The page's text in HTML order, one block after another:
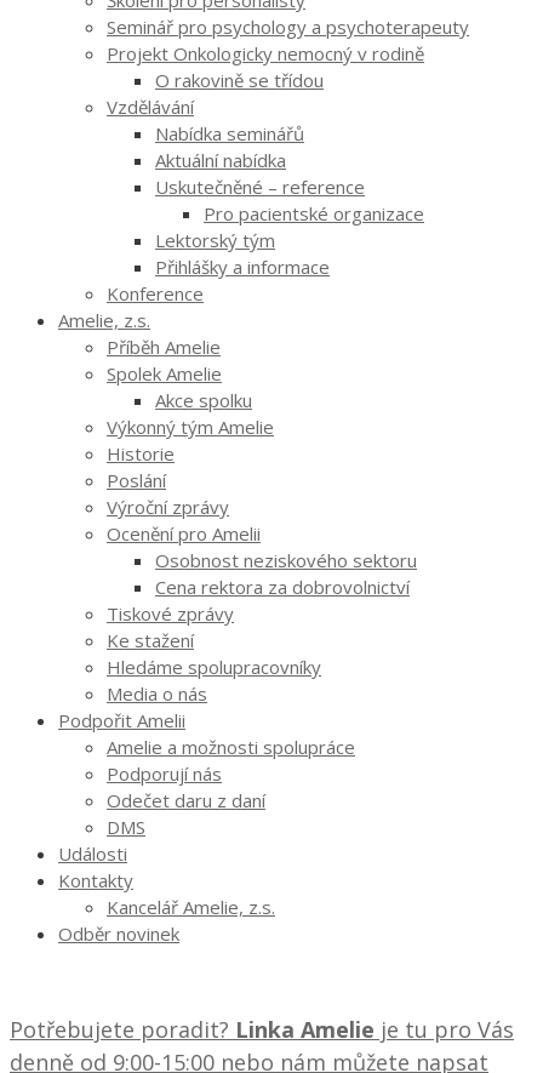
Seminář pro psychology a psychoterapeuty
Projekt Onkologicky nemocný v rodině
O rakovině se třídou
Vzdělávání
Nabídka seminářů
Aktuální nabídka
Uskutečněné – reference
Pro pacientské organizace
Lektorský tým
Přihlášky a informace
Konference
Amelie, z.s.
Příběh Amelie
Spolek Amelie
Akce spolku
Výkonný tým Amelie
Historie
Poslání
Výroční zprávy
Ocenění pro Amelii
Osobnost neziskového sektoru
Cena rektora za dobrovolnictví
Tiskové zprávy
Ke stažení
Hledáme spolupracovníky
Media o nás
Podpořit Amelii
Amelie a možnosti spolupráce
Podporují nás
Odečet daru z daní
DMS
Události
Kontakty
Kancelář Amelie, z.s.
Odběr novinek
Potřebujete poradit? Linka Amelie je tu pro Vás
denně od 9:00-15:00 nebo nám můžete napsat